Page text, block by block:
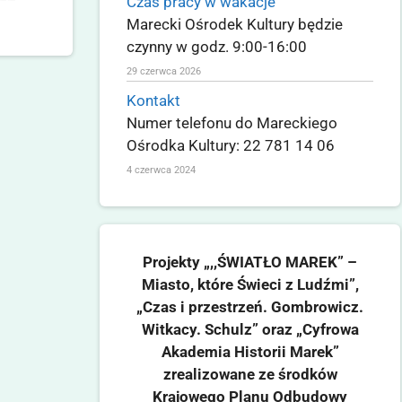
Marecki Ośrodek Kultury będzie
czynny w godz. 9:00-16:00
29 czerwca 2026
Kontakt
Numer telefonu do Mareckiego
Ośrodka Kultury: 22 781 14 06
4 czerwca 2024
Projekty „,,ŚWIATŁO MAREK” –
Miasto, które Świeci z Ludźmi”,
„Czas i przestrzeń. Gombrowicz.
Witkacy. Schulz” oraz „Cyfrowa
Akademia Historii Marek”
zrealizowane ze środków
Krajowego Planu Odbudowy